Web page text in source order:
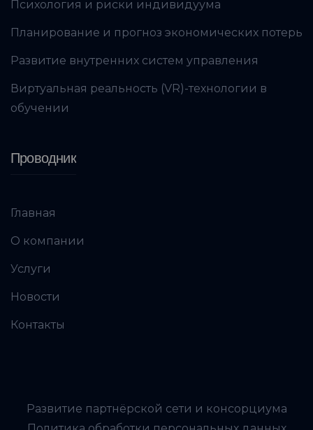
Психология и риски индивидуума
Планирование и прогноз экономических потерь
Развитие внутренних систем управления
Виртуальная реальность (VR)-технологии в
обучении
Проводник
Главная
О компании
Услуги
Новости
Контакты
Развитие партнёрской сети и консорциума